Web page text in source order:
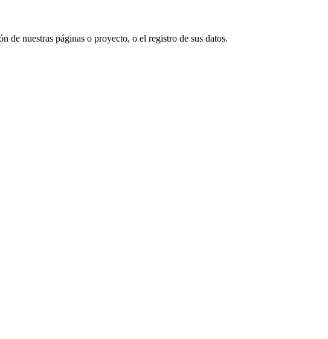
de nuestras páginas o proyecto, o el registro de sus datos.